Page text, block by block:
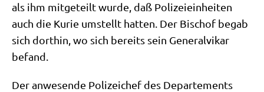
als ihm mit­ge­teilt wur­de, daß Poli­zei­ein­hei­ten
auch die Kurie umstellt hat­ten. Der Bischof begab
sich dort­hin, wo sich bereits sein Gene­ral­vi­kar
befand.
Der anwe­sen­de Poli­zei­chef des Depar­te­ments